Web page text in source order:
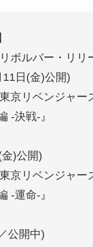
ボルバー・リリ
11日(金)公開)
京リベンジャー
-決戦-』
勉監
)公開)
京リベンジャー
-運命-』
公開中)